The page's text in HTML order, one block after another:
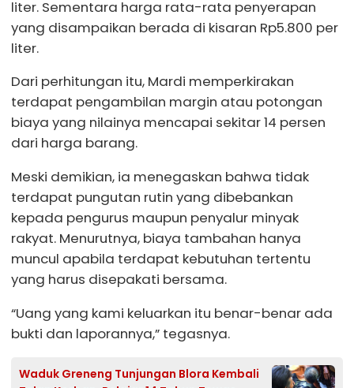
liter. Sementara harga rata-rata penyerapan
yang disampaikan berada di kisaran Rp5.800 per
liter.
Dari perhitungan itu, Mardi memperkirakan
terdapat pengambilan margin atau potongan
biaya yang nilainya mencapai sekitar 14 persen
dari harga barang.
Meski demikian, ia menegaskan bahwa tidak
terdapat pungutan rutin yang dibebankan
kepada pengurus maupun penyalur minyak
rakyat. Menurutnya, biaya tambahan hanya
muncul apabila terdapat kebutuhan tertentu
yang harus disepakati bersama.
“Uang yang kami keluarkan itu benar-benar ada
bukti dan laporannya,” tegasnya.
Waduk Greneng Tunjungan Blora Kembali